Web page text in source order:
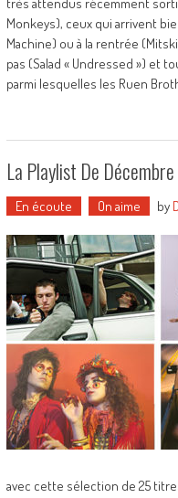
Monkeys), ceux qui arrivent
Machine) ou à la rentrée
pas (Salad « Undressed ») et
parmi lesquelles les Ruen
La Playlist De
En écoute On aime by
avec cette sélection de 25